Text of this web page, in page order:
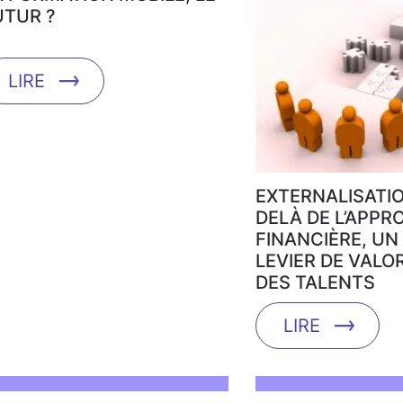
?
LIRE
DELÀ DE
FINANCIÈRE,
LEVIER DE
DES TALENTS
LIRE